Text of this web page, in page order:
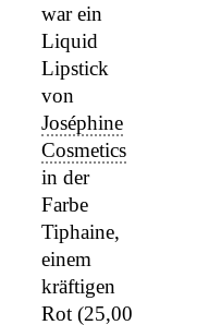
war ein
Liquid
Lipstick
von
Joséphine
Cosmetics
in der
Farbe
Tiphaine,
einem
kräftigen
Rot (25,00